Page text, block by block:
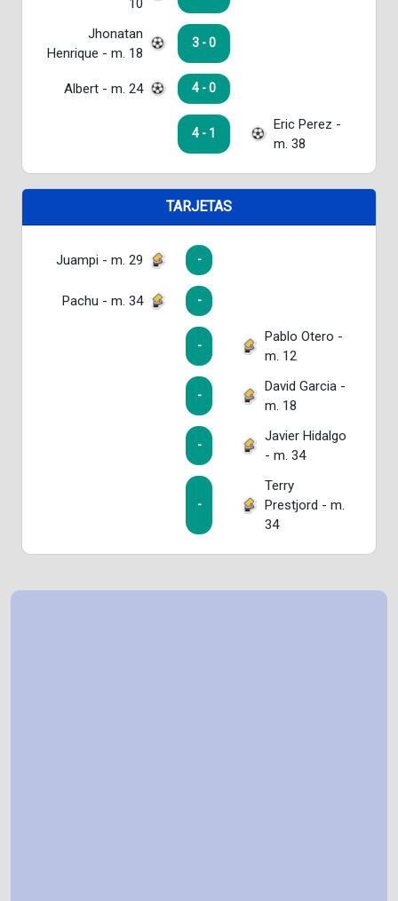
10
Jhonatan
Henrique - m. 18
3 - 0
Albert - m. 24 4 - 0
4 - 1
Eric Perez -
m. 38
TARJETAS
Juampi - m. 29 -
Pachu - m. 34 -
-
Pablo Otero -
m. 12
-
David Garcia -
m. 18
-
Javier Hidalgo
- m. 34
-
Terry
Prestjord - m.
34